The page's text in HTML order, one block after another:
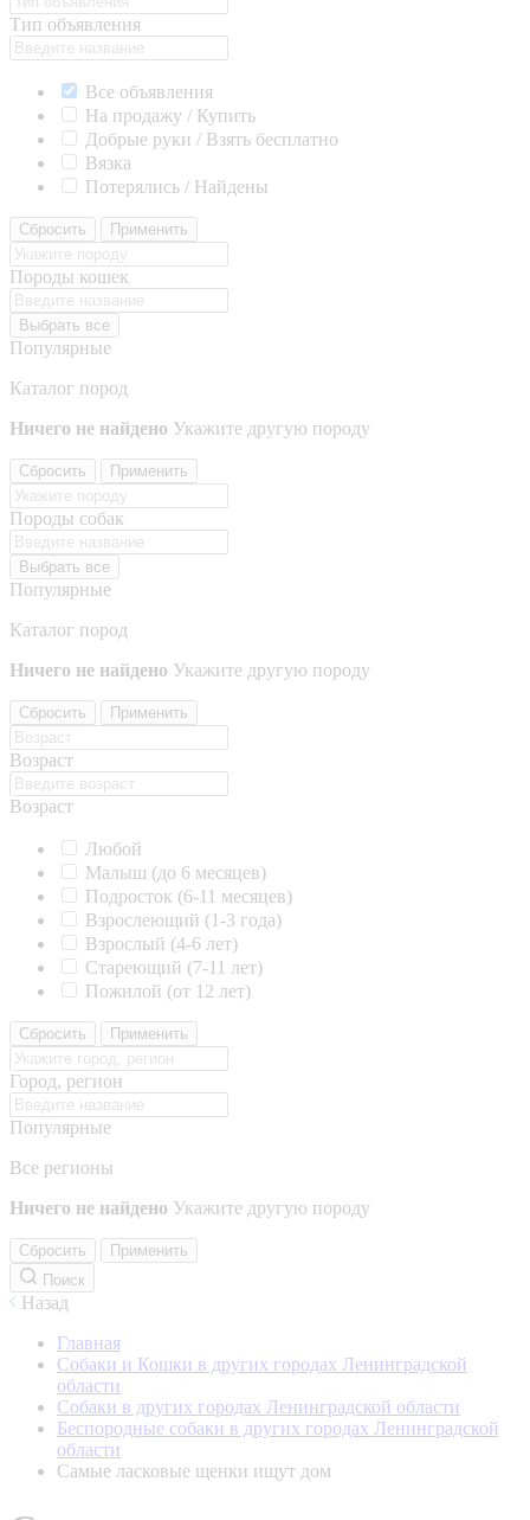
Тип объявления
Все объявления
На продажу / Купить
Добрые руки / Взять бесплатно
Вязка
Потерялись / Найдены
Сбросить Применить
Породы кошек
Выбрать все
Популярные
Каталог пород
Ничего не найдено Укажите другую породу
Сбросить Применить
Породы собак
Выбрать все
Популярные
Каталог пород
Ничего не найдено Укажите другую породу
Сбросить Применить
Возраст
Возраст
Любой
Малыш (до 6 месяцев)
Подросток (6-11 месяцев)
Взрослеющий (1-3 года)
Взрослый (4-6 лет)
Стареющий (7-11 лет)
Пожилой (от 12 лет)
Сбросить Применить
Город, регион
Популярные
Все регионы
Ничего не найдено Укажите другую породу
Сбросить
Применить
Поиск
Назад
Главная
Собаки и Кошки в других городах Ленинградской
области
Собаки в других городах Ленинградской области
Беспородные собаки в других городах Ленинградской
области
Самые ласковые щенки ищут дом